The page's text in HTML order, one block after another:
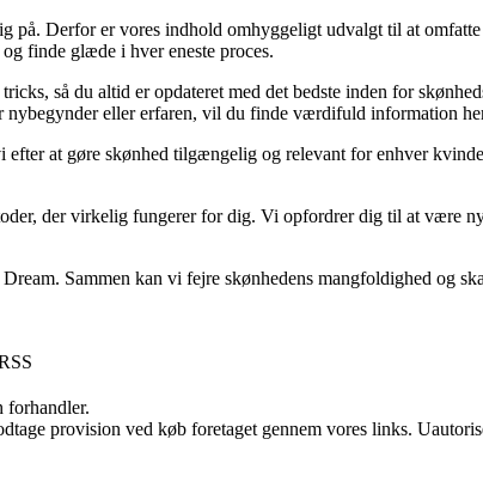
på. Derfor er vores indhold omhyggeligt udvalgt til at
finde glæde i hver eneste proces.
så du altid er opdateret med det bedste inden for
eller erfaren, vil du finde værdifuld information
at gøre skønhed tilgængelig og relevant for enhver
der virkelig fungerer for dig. Vi opfordrer dig til at være
Sammen kan vi fejre skønhedens mangfoldighed og
forhandler.
provision ved køb foretaget gennem vores links.